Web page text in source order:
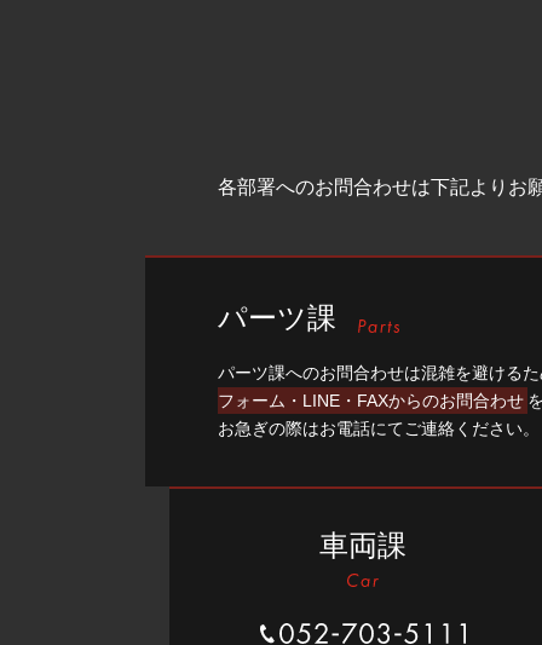
各部署へのお問合わせは下記よりお
パーツ課
パーツ課へのお問合わせは混雑を避ける
フォーム・LINE・FAXからのお問合わせ
お急ぎの際はお電話にてご連絡ください。
車両課